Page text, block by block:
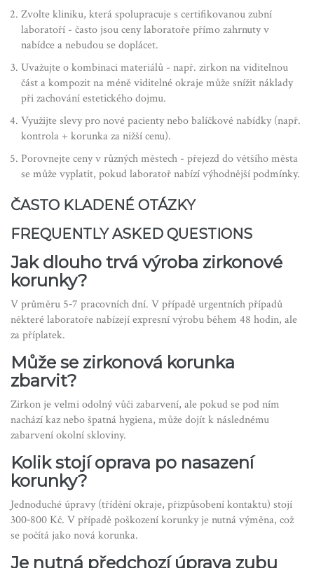
Zvolte kliniku, která spolupracuje s certifikovanou zubní
laboratoří - často jsou ceny laboratoře přímo zahrnuty v
nabídce a nebudou se doplácet.
Uvažujte o kombinaci materiálů - např. zirkon na viditelnou
část a kompozit na méně viditelné okraje může snížit náklady
při zachování estetického dojmu.
Využijte slevy pro nové pacienty nebo balíčkové nabídky (např.
kontrola + korunka za nižší cenu).
Porovnejte ceny v různých městech - přejezd do většího města
se může vyplatit, pokud laboratoř nabízí výhodnější podmínky.
ČASTO KLADENÉ OTÁZKY
FREQUENTLY ASKED QUESTIONS
Jak dlouho trvá výroba zirkonové
korunky?
V průměru 5‑7 pracovních dní. V případě urgentních případů
některé laboratoře nabízejí expresní výrobu během 48 hodin, ale
za příplatek.
Může se zirkonová korunka
zbarvit?
Zirkon je velmi odolný vůči zabarvení, ale pokud se pod ním
nachází kaz nebo špatná hygiena, může dojít k následnému
zabarvení okolní skloviny.
Kolik stojí oprava po nasazení
korunky?
Jednoduché úpravy (třídění okraje, přizpůsobení kontaktu) stojí
300‑800 Kč. V případě poškození korunky je nutná výměna, což
se počítá jako nová korunka.
Je nutná předchozí úprava zubu